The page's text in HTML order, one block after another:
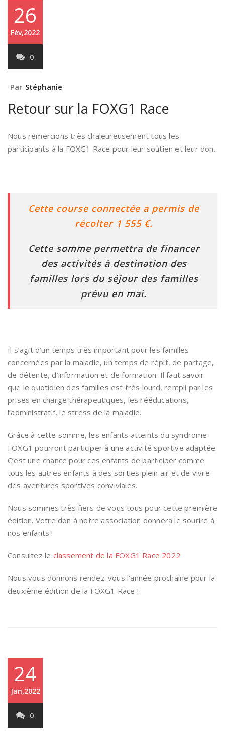
26
Fév,2022
0
Par Stéphanie
Retour sur la FOXG1 Race
Nous remercions très chaleureusement tous les
participants à la FOXG1 Race pour leur soutien et leur don.
Cette course connectée a permis de
récolter 1 555 €.
Cette somme permettra de financer
des activités à destination des
familles lors du séjour des familles
prévu en mai.
Il s’agit d’un temps très important pour les familles
concernées par la maladie, un temps de répit, de partage,
de détente, d’information et de formation. Il faut savoir
que le quotidien des familles est très lourd, rempli par les
prises en charge thérapeutiques, les rééducations,
l’administratif, le stress de la maladie.
Grâce à cette somme, les enfants atteints du syndrome
FOXG1 pourront participer à une activité sportive adaptée.
C’est une chance pour ces enfants de participer comme
tous les autres enfants à des sorties plein air et de vivre
des aventures sportives conviviales.
Nous sommes très fiers de vous tous pour cette première
édition. Votre don à notre association donnera le sourire à
nos enfants !
Consultez le classement de la FOXG1 Race 2022
Nous vous donnons rendez-vous l’année prochaine pour la
deuxième édition de la FOXG1 Race !
24
Jan,2022
0